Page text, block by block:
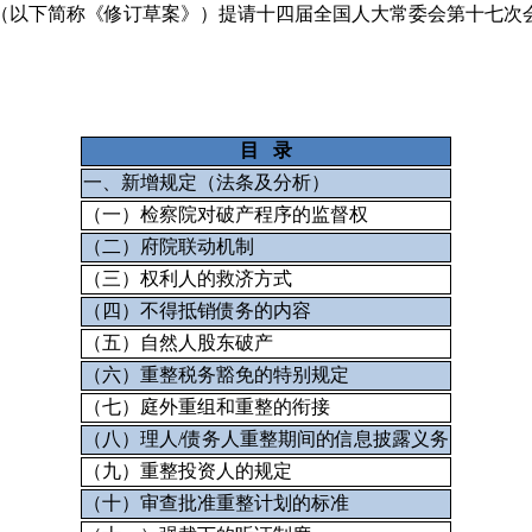
下简称《修订草案》）提请十四届全国人大常委会第十七次
目 录
一、新增规定（法条及分析）
（一）检察院对破产程序的监督权
（二）府院联动机制
（三）权利人的救济方式
（四）不得抵销债务的内容
（五）自然人股东破产
（六）重整税务豁免的特别规定
（七）庭外重组和重整的衔接
（八）理人/债务人重整期间的信息披露义务
（九）重整投资人的规定
（十）审查批准重整计划的标准